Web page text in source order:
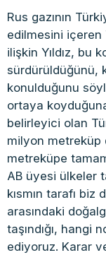
Rus gazının
edilmesini içeren
ilişkin Yıldız, bu
sürdürüldüğünü,
konulduğunu
ortaya
belirleyici olan
milyon metreküp
metreküpe
AB üyesi ülkeler
kısmın tarafı biz
arasındaki
taşındığı, hangi
ediyoruz. Karar